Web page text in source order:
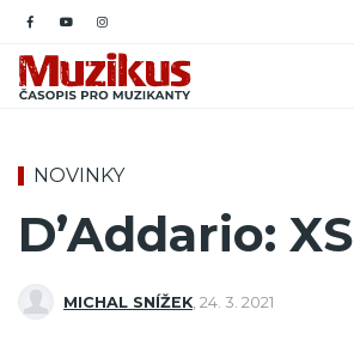
NOVINKY
D’Addario: XS
MICHAL SNÍŽEK 24. 3. 2021